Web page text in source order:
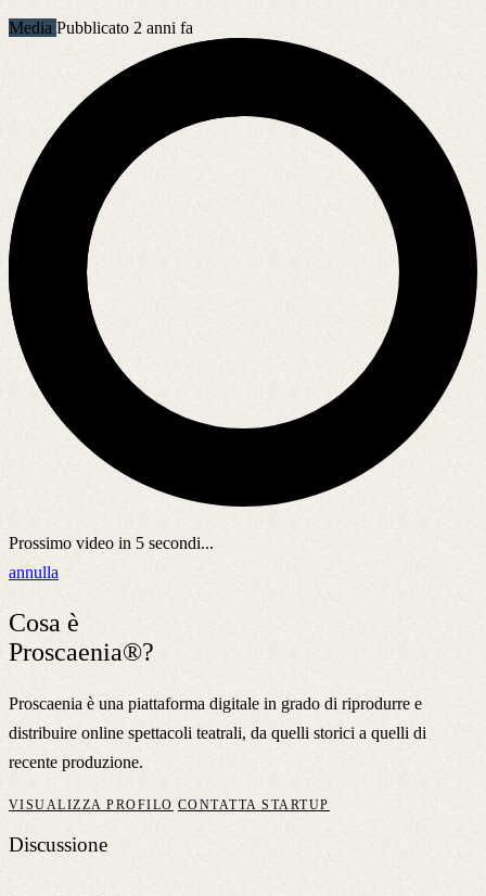
Media Pubblicato 2 anni fa
Prossimo video in 5 secondi...
annulla
Cosa è
Proscaenia®?
Proscaenia è una piattaforma digitale in grado di riprodurre e
distribuire online spettacoli teatrali, da quelli storici a quelli di
recente produzione.
VISUALIZZA PROFILO CONTATTA STARTUP
Discussione